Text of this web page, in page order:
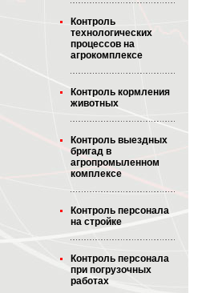
Контроль
технологических
процессов на
агрокомплексе
Контроль кормления
животных
Контроль выездных
бригад в
агропромыленном
комплексе
Контроль персонала
на стройке
Контроль персонала
при погрузочных
работах